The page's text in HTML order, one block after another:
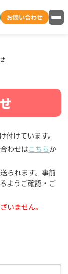
お問い合わせ
付けています。
わせはこちらか
られます。事前
ようご確認・ご
いません。